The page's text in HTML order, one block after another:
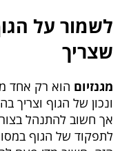
לשמור על
שצריך
מגנזיום הוא רק אחד
ונכון של הגוף וצריך
אך חשוב להתנהל
לתפקוד של הגוף